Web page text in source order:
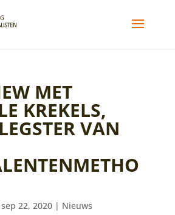
MET
KREKELS,
VAN
sep 22, 2020| Nieuws